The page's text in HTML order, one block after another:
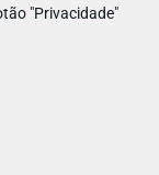
"Privacidade"